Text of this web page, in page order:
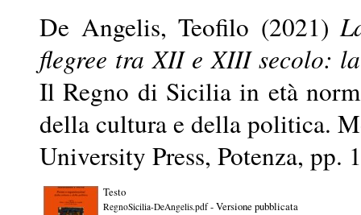
De Angelis, Teofilo (2021)
flegree tra XII e XIII secolo:
Il Regno di Sicilia in età
della cultura e della politica.
University Press, Potenza, pp.
Testo
RegnoSicilia-DeAngelis.pdf- Versione pubblicata